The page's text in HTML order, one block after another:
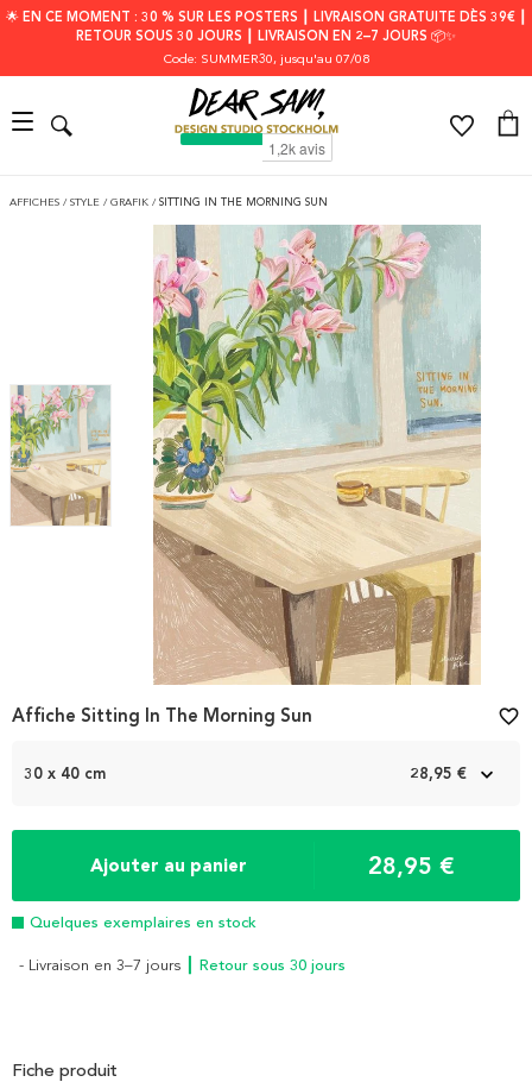
🌟 EN CE MOMENT : 30 % SUR LES POSTERS ┃ LIVRAISON GRATUITE DÈS 39€ ┃
RETOUR SOUS 30 JOURS ┃ LIVRAISON EN 2–7 JOURS 📦✨
Code: SUMMER30, jusqu'au 07/08
AFFICHES / STYLE / GRAFIK / SITTING IN THE MORNING SUN
30 x 40 cm 28,95 €
Ajouter au panier 28,95 €
Quelques exemplaires en stock
- Livraison en 3–7 jours ┃ Retour sous 30 jours
Affiche Sitting In The Morning Sun favorite_border
Fiche produit